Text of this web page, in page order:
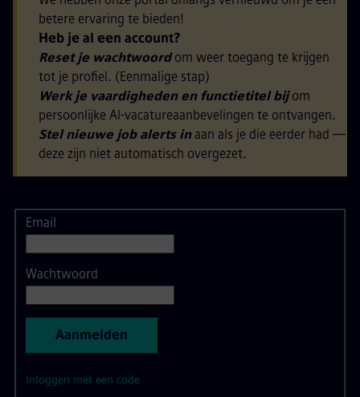
betere ervaring te bieden!
Heb je al een account?
Reset je wachtwoordom weer toegang te krijgen
tot je profiel. (Eenmalige stap)
Werk je vaardigheden en functietitel bijom
persoonlijke AI-vacatureaanbevelingen te ontvangen.
Stel nieuwe job alerts inaan als je die eerder had —
deze zijn niet automatisch overgezet.
Aanmelden
Email
Wachtwoord
Aanmelden
Inloggen met een code